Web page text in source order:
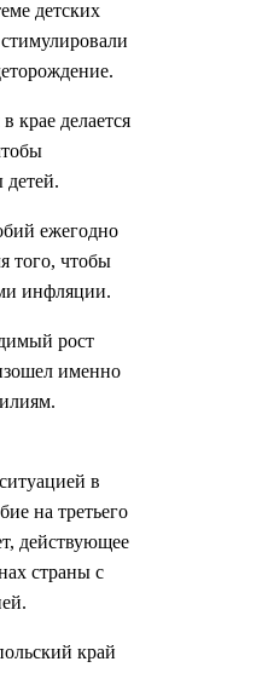
детских
крае делается
детей.
ежегодно
того, чтобы
инфляции.
рост
именно
в
на третьего
действующее
страны с
край